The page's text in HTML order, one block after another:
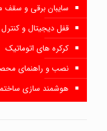
سایبان برقی و سقف
قفل دیجیتال و
کرکره های اتوماتیک
نصب و راهنمای
هوشمند سازی